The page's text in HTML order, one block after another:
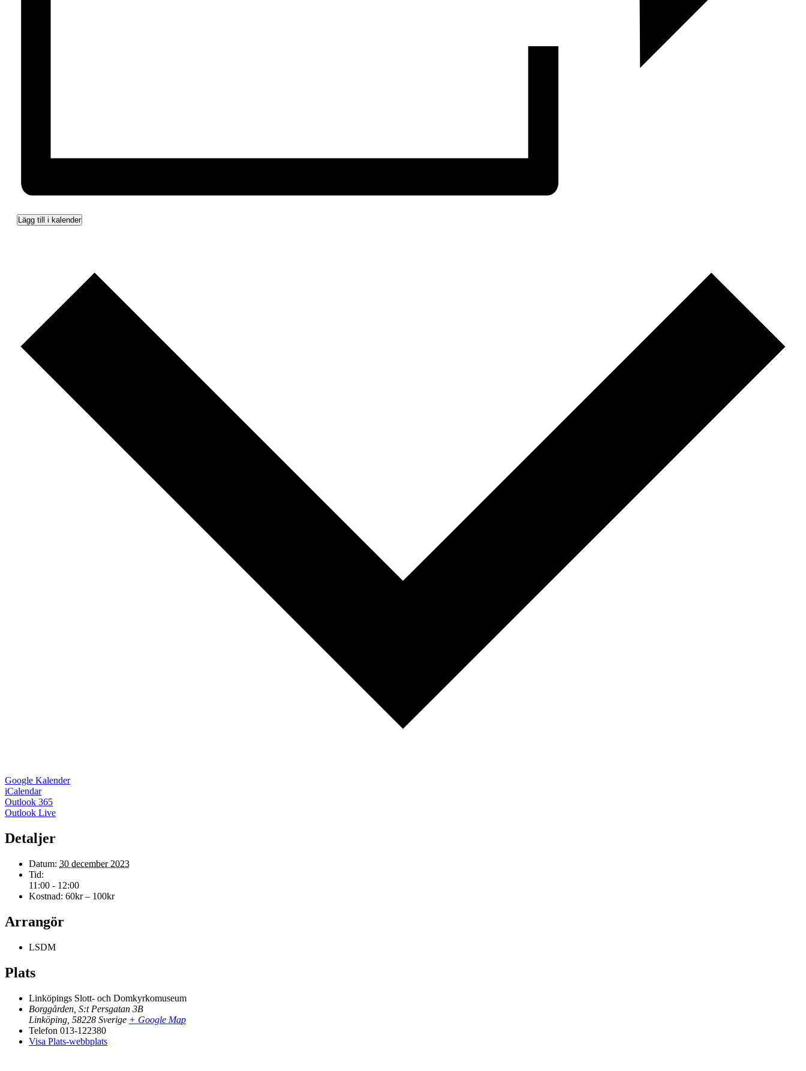
Lägg till i kalender
Google Kalender
iCalendar
Outlook 365
Outlook Live
Detaljer
Datum: 30 december 2023
Tid:
11:00 - 12:00
Kostnad: 60kr – 100kr
Arrangör
LSDM
Plats
Linköpings Slott- och Domkyrkomuseum
Borggården, S:t Persgatan 3B
Linköping 58228 Sverige + Google Map
Telefon 013-122380
Visa Plats-webbplats